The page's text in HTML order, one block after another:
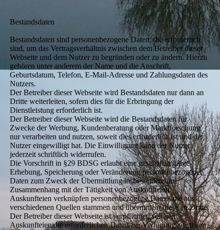
Bestandsdaten
Bestandsdaten sind personenbezogene Daten, die erforderlich
sind, um das Vertragsverhältnis zwischen dem Betreiber dieser
Webseite und dem Nutzer zu begründen oder zu ändern. Hierzu
gehören unter anderem der Name und die Anschrift,
Geburtsdatum, Telefon, E-Mail-Adresse und Zahlungsdaten des
Nutzers.
Der Betreiber dieser Webseite wird Bestandsdaten nur dann an
Dritte weiterleiten, sofern dies für die Erbringung der
Dienstleistung erforderlich ist.
Der Betreiber dieser Webseite wird die Bestandsdaten für
Zwecke der Werbung, Kundenberatung oder Marktforschung
nur verarbeiten und nutzen, soweit dies erforderlich ist und der
Nutzer eingewilligt hat. Die Einwilligung kann der Nutzer
jederzeit schriftlich widerrufen.
Die Vorschrift in §29 BDSG erlaubt eine geschäftsmäßige
Erhebung, Speicherung oder Veränderung personenbezogener
Daten zum Zweck der Übermittlung insbesondere im
Zusammenhang mit der Tätigkeit von Auskunfteien.
Auskunfteien verknüpfen personenbezogene Daten, die aus
verschiedenen Quellen stammen und übermitteln diese an Dritte.
Der Betreiber dieser Webseite ist verpflichtet, solchen
Auskunfteien die erforderlichen Daten zur Verfügung zu stellen.